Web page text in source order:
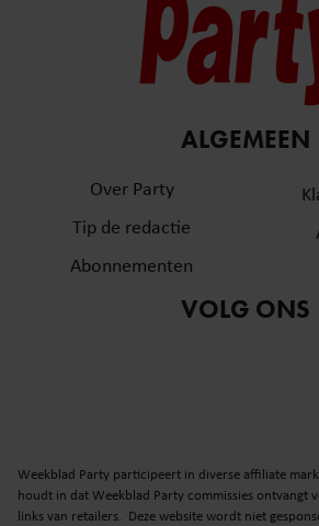
ALGEMEEN
Over Party
Tip de redactie
Abonnementen
VOLG ONS
Weekblad Party participeert in diverse affiliate
houdt in dat Weekblad Party commissies ontvangt
links van retailers. Deze website wordt niet